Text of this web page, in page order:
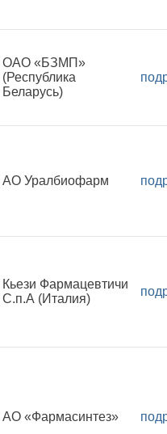
ОАО «БЗМП»
(Республика
Беларусь)
АО Уралбиофарм
Кьези Фармацевтичи
С.п.А (Италия)
АО «Фармасинтез»